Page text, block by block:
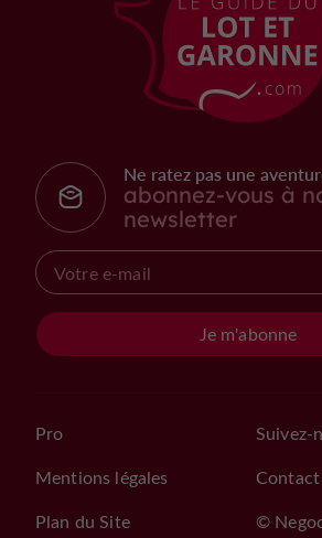
Ne ratez pas une
abonnez-vous à
newsletter
Je m'abonne
Pro
Mentions légales
Plan du Site
Suivez-
Contact
©